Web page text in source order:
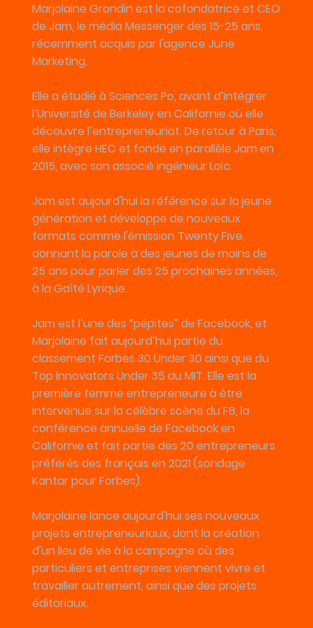
Marjolaine Grondin est la cofondatrice et CEO
de Jam, le média Messenger des 15-25 ans,
récemment acquis par l'agence June
Marketing.
Elle a étudié à Sciences Po, avant d’intégrer
l’Université de Berkeley en Californie où elle
découvre l’entrepreneuriat. De retour à Paris,
elle intègre HEC et fonde en parallèle Jam en
2015, avec son associé ingénieur Loïc.
Jam est aujourd'hui la référence sur la jeune
génération et développe de nouveaux
formats comme l'émission Twenty Five,
donnant la parole à des jeunes de moins de
25 ans pour parler des 25 prochaines années,
à la Gaîté Lyrique.
Jam est l’une des “pépites” de Facebook, et
Marjolaine fait aujourd’hui partie du
classement Forbes 30 Under 30 ainsi que du
Top Innovators Under 35 du MIT. Elle est la
première femme entrepreneure à être
intervenue sur la célèbre scène du F8, la
conférence annuelle de Facebook en
Californie et fait partie des 20 entrepreneurs
préférés des français en 2021 (sondage
Kantar pour Forbes).
Marjolaine lance aujourd'hui ses nouveaux
projets entrepreneuriaux, dont la création
d'un lieu de vie à la campagne où des
particuliers et entreprises viennent vivre et
travailler autrement, ainsi que des projets
éditoriaux.